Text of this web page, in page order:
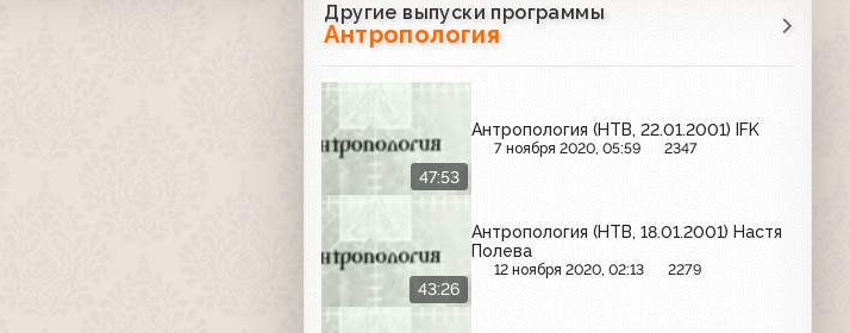
Другие выпуски программы
Антропология
47:53
Антропология (НТВ, 22.01.2001) IFK
7 ноября 2020, 05:59 2347
43:26
Антропология (НТВ, 18.01.2001) Настя
Полева
12 ноября 2020, 02:13 2279